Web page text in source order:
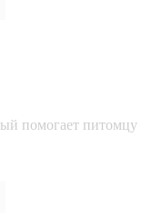
помогает питомцу